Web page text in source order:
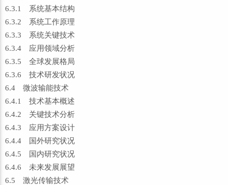
6.3.1 系统基本结构
6.3.2 系统工作原理
6.3.3 系统关键技术
6.3.4 应用领域分析
6.3.5 全球发展格局
6.3.6 技术研发状况
6.4 微波输能技术
6.4.1 技术基本概述
6.4.2 关键技术分析
6.4.3 应用方案设计
6.4.4 国外研究状况
6.4.5 国内研究状况
6.4.6 未来发展展望
6.5 激光传输技术